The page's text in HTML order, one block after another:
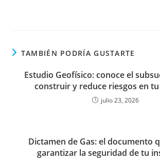
TAMBIÉN PODRÍA GUSTARTE
Estudio Geofísico: conoce el
construir y reduce riesgos en
julio 23, 2026
Dictamen de Gas: el documento
garantizar la seguridad de tu